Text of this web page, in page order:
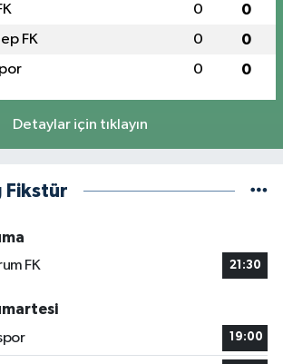
0 0
FK 0 0
0 0
Detaylar için tıklayın
Fikstür
FK
21:30
19:00